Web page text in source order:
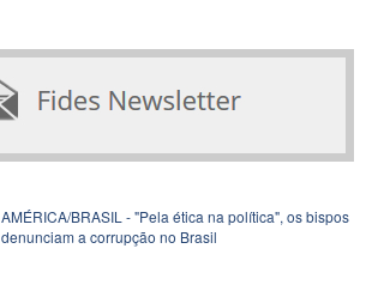
AMÉRICA/BRASIL - "Pela ética na política", os bispos
denunciam a corrupção no Brasil